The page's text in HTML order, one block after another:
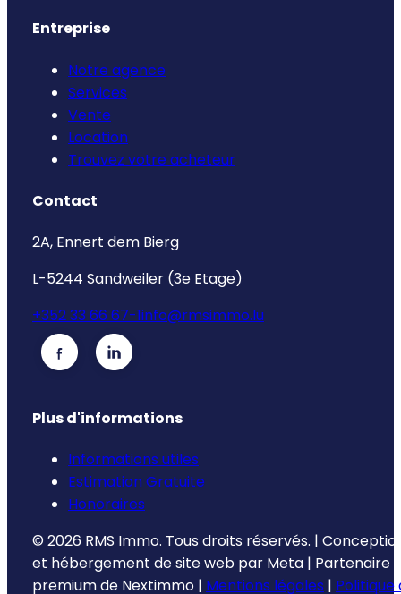
Entreprise
Notre agence
Services
Vente
Location
Trouvez votre acheteur
Contact
2A, Ennert dem Bierg
L-5244 Sandweiler (3e Etage)
+352 33 66 67-1info@rmsimmo.lu
Plus d'informations
Informations utiles
Estimation Gratuite
Honoraires
© 2026 RMS Immo. Tous droits réservés. |
et hébergement de site web par Meta | Partenaire
premium de Nextimmo | Mentions légales | Politique